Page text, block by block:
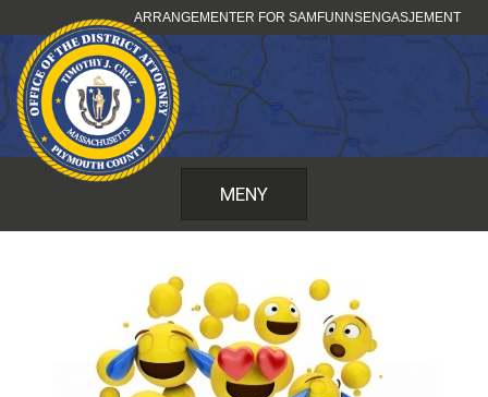
til
innhold
ARRANGEMENTER FOR SAMFUNNSENGASJEMENT
MENY